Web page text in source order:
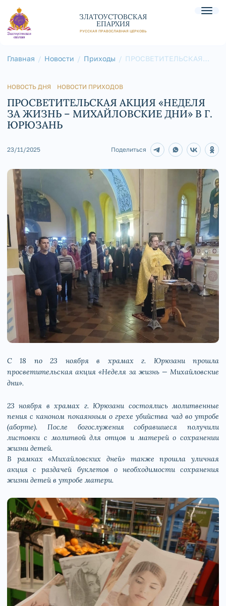
ЗЛАТОУСТОВСКАЯ
ЕПАРХИЯ
РУССКАЯ ПРАВОСЛАВНАЯ ЦЕРКОВЬ
Главная Новости Приходы
ПРОСВЕТИТЕЛЬСКАЯ
НОВОСТЬ ДНЯ НОВОСТИ ПРИХОДОВ
ПРОСВЕТИТЕЛЬСКАЯ АКЦИЯ «НЕДЕЛЯ
ЗА ЖИЗНЬ – МИХАЙЛОВСКИЕ ДНИ» В Г.
ЮРЮЗАНЬ
23/11/2025 Поделиться
С 18 по 23 ноября в храмах г. Юрюзани прошла
просветительская акция «Неделя за жизнь — Михайловские
дни».
23 ноября в храмах г. Юрюзани состоялись молитвенные
пения с каноном покаянным о грехе убийства чад во утробе
(аборте). После богослужения собравшиеся получили
листовки с молитвой для отцов и матерей о сохранении
жизни детей.
В рамках «Михайловских дней» также прошла уличная
акция с раздачей буклетов о необходимости сохранения
жизни детей в утробе матери.